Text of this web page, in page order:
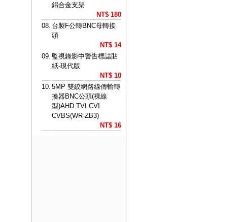
鋁合金支架
NT$ 180
08. 台製F公轉BNC母轉接
頭
NT$ 14
09. 監視錄影中警告標誌貼
紙-現代版
NT$ 10
10. 5MP 雙絞網路線傳輸轉
換器BNC公頭(祼線
型)AHD TVI CVI
CVBS(WR-ZB3)
NT$ 16